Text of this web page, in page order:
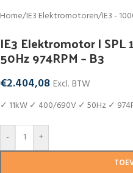
Home/IE3 Elektromotoren/IE3 -
IE3 Elektromotor |
50Hz 974RPM – B3
€2.404,08 Excl. BTW
✓ 11kW ✓ 400/690V ✓ 50Hz ✓
- +